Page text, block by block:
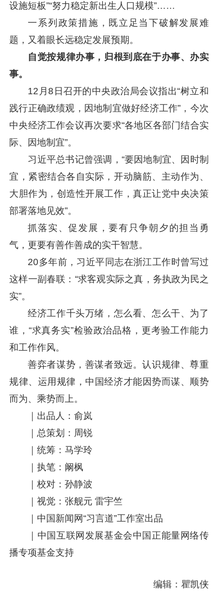
设施短板”“努力稳定新出生人口规模”……
一系列政策措施，既立足当下破解发展难
题，又着眼长远稳定发展预期。
自觉按规律办事，归根到底在于办事、办实
事。
12月8日召开的中央政治局会议指出“树立和
践行正确政绩观，因地制宜做好经济工作”，今次
中央经济工作会议再次要求“各地区各部门结合实
际、因地制宜”。
习近平总书记曾强调，“要因地制宜、因时制
宜，紧密结合各自实际，开动脑筋、主动作为、
大胆作为，创造性开展工作，真正让党中央决策
部署落地见效”。
抓落实、促发展，要有只争朝夕的担当勇
气，更要有善作善成的实干智慧。
20多年前， 习近平同志在浙江工作时曾写过
这样一副春联：“求客观实际之真，务执政为民之
实”。
经济工作千头万绪，怎么看、怎么干、为了
谁，“求真务实”检验政治品格，更考验工作能力
和工作作风。
善弈者谋势，善谋者致远。认识规律、尊重
规律、运用规律，中国经济才能因势而谋、顺势
而为、乘势而上。
｜出品人：俞岚
｜总策划：周锐
｜统筹：马学玲
｜执笔：阚枫
｜校对：孙静波
｜视觉：张舰元 雷宇竺
｜中国新闻网“习言道”工作室出品
｜中国互联网发展基金会中国正能量网络传
播专项基金支持
编辑：瞿凯侠